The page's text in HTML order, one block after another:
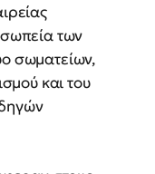
των
σωματείων,
και του